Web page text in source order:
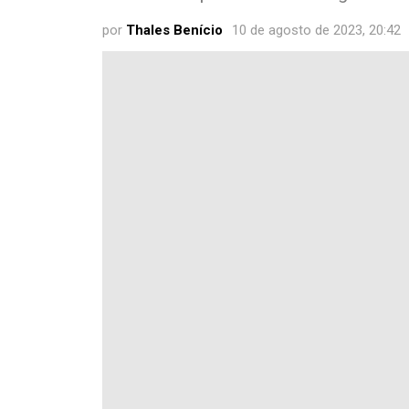
por Thales Benício 10 de agosto de 2023, 20:42